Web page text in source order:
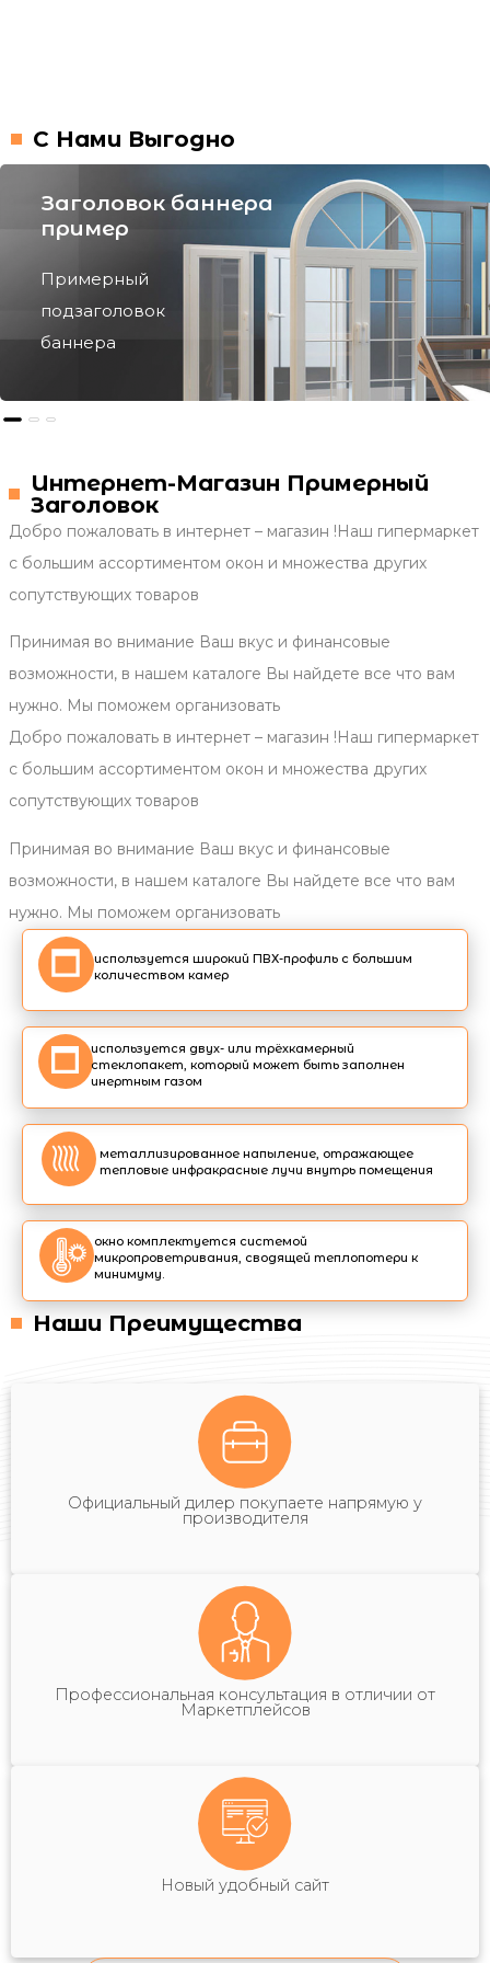
С Нами Выгодно
Интернет-Магазин Примерный
Заголовок
Добро пожаловать в интернет – магазин !Наш гипермаркет
с большим ассортиментом окон и множества других
сопутствующих товаров
Принимая во внимание Ваш вкус и финансовые
возможности, в нашем каталоге Вы найдете все что вам
нужно. Мы поможем организовать
Добро пожаловать в интернет – магазин !Наш гипермаркет
с большим ассортиментом окон и множества других
сопутствующих товаров
Принимая во внимание Ваш вкус и финансовые
возможности, в нашем каталоге Вы найдете все что вам
нужно. Мы поможем организовать
используется широкий ПВХ-профиль с большим
количеством камер
используется двух- или трёхкамерный
стеклопакет, который может быть заполнен
инертным газом
металлизированное напыление, отражающее
тепловые инфракрасные лучи внутрь помещения
окно комплектуется системой
микропроветривания, сводящей теплопотери к
минимуму.
Наши Преимущества
Официальный дилер покупаете напрямую у
производителя
Профессиональная консультация в отличии от
Маркетплейсов
Новый удобный сайт